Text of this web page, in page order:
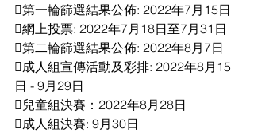
第一輪篩選結果公佈: 2022年7月15日
網上投票: 2022年7月18日至7月31日
第二輪篩選結果公佈: 2022年8月7日
成人組宣傳活動及彩排: 2022年8月15
日 - 9月29日
兒童組決賽：2022年8月28日
成人組決賽: 9月30日